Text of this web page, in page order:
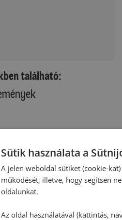
található:
Sütik használata a
A jelen weboldal sütiket (cookie-
működését, illetve, hogy segítsen
oldalunkat.
Az oldal használatával (kattintás,